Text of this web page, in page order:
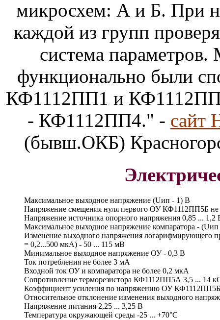
микросхем: А и Б. При
каждой из групп
система
функционально были
КФ1112ПП1 и
- КФ1112ПП4." - сайт
(бывш.ОКБ)
Максимальное выходное напряжение (Uип - 1) В
Напряжение смещения нуля первого ОУ КФ1112ПП5Б не
Напряжение источника опорного напряжения 0,85 ... 1,2
Максимальное выходное напряжение компаратора -
Изменение выходного напряжения логарифмирующего
= 0,2...500 мкА) - 50 ... 115 мВ
Минимальное выходное напряжение ОУ - 0,3 В
Ток потребления не более 3 мА
Входной ток ОУ и компаратора не более 0,2 мкА
Сопротивление терморезистора КФ1112ПП5А 3,5 ... 14
Коэффициент усиления по напряжению ОУ КФ1112ПП5Б
Относительное отклонение изменения выходного
Напряжение питания 2,25 ... 3,25 В
Температура окружающей среды -25 ... +70°С